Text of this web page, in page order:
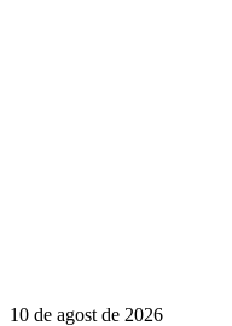
10 de agost de 2026